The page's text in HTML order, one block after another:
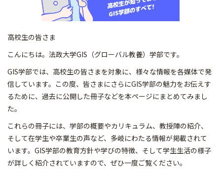
高校生の皆さま
こんにちは。法政大学GIS（グローバル教養）学部です。
GIS学部では、高校生の皆さまを対象に、様々な情報を各媒体で発
信しています。この度、皆さまにさらにGIS学部の魅力をお伝えす
るために、過去に公開した冊子などを本ページにまとめてみまし
た。
これらの冊子には、学部の概要やカリキュラム、教授陣の紹介、
そして在学生や卒業生の声など、多岐にわたる情報が掲載されて
います。GIS学部の教育方針や学びの特徴、そして学生生活の様子
が詳しく紹介されていますので、ぜひ一度ご覧ください。